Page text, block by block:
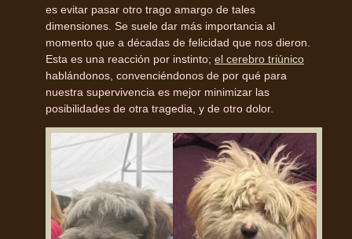
es evitar pasar otro trago amargo de tales
dimensiones. Se suele dar más importancia al
momento que a décadas de felicidad que nos dieron.
Esta es una reacción por instinto; el cerebro triúnico
hablándonos, convenciéndonos de por qué para
nuestra supervivencia es mejor minimizar las
posibilidades de otra tragedia, y de otro dolor.